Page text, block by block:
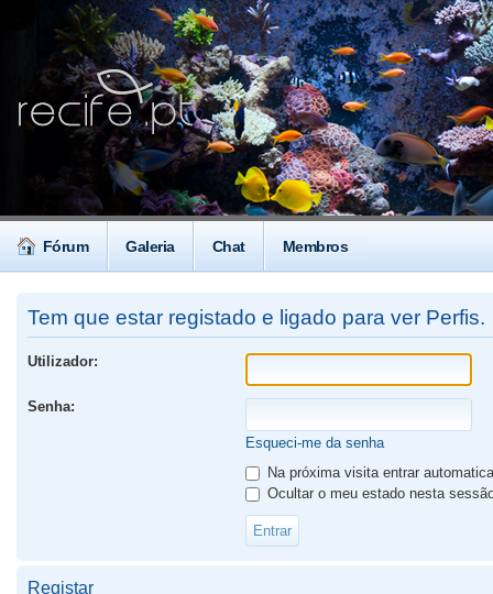
Fórum Galeria Chat Membros
Tem que estar registado e ligado para ver Perfis.
Utilizador:
Senha:
Esqueci-me da senha
Na próxima visita entrar
Ocultar o meu estado nesta
Registar